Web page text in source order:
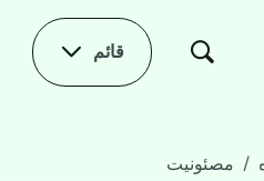
قائم
مصئونیت